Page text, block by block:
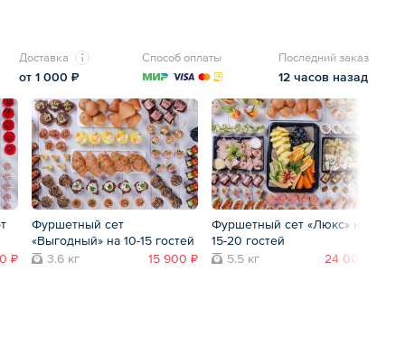
Доставка
от 1 000 ₽
Способ оплаты Последний заказ
12 часов назад
₽
Фуршетный сет
«Выгодный» на 10-15 гостей
3.6 кг
15 900 ₽
Фуршетный сет «Люкс» на
15-20 гостей
5.5 кг
24 000 ₽